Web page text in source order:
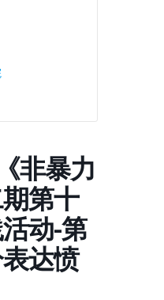
非暴力
第十
动-第
达愤